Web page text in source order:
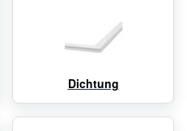
Dichtung